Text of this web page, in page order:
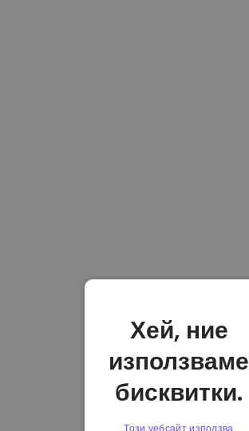
Хей, ние
използваме
бисквитки.
Този уебсайт използва